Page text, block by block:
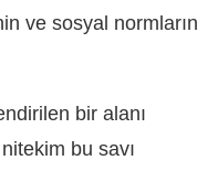
ve sosyal normların
bir alanı
bu savı